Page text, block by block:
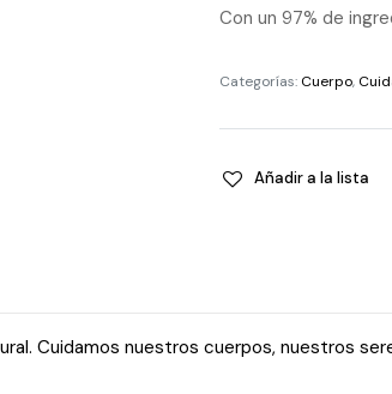
Con un 97% de
Categorías: Cuerpo,
Añadir a la lista
Cuidamos nuestros cuerpos, nuestros